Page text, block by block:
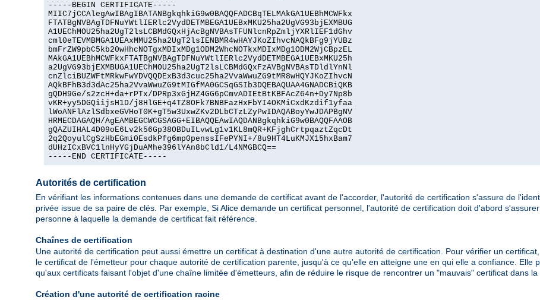
-----BEGIN CERTIFICATE-----
MIIC7jCCAlegAwIBAgIBATANBgkqhkiG9w0BAQQFADCBqTELMAkGA1UEBhMCWFkx
FTATBgNVBAgTDFNuYWtlIERlc2VydDETMBEGA1UEBxMKU25ha2UgVG93bjEXMBUG
A1UEChMOU25ha2UgT2lsLCBMdGQxHjAcBgNVBAsTFUNlcnRpZmljYXRlIEF1dGhv
cml0eTEVMBMGA1UEAxMMU25ha2UgT2lsIENBMR4wHAYJKoZIhvcNAQkBFg9jYUBz
bmFrZW9pbC5kb20wHhcNOTgxMDIxMDg1ODM2WhcNOTkxMDIxMDg1ODM2WjCBpzEL
MAkGA1UEBhMCWFkxFTATBgNVBAgTDFNuYWtlIERlc2VydDETMBEGA1UEBxMKU25h
a2UgVG93bjEXMBUGA1UEChMOU25ha2UgT2lsLCBMdGQxFzAVBgNVBAsTDldlYnNl
cnZlciBUZWFtMRkwFwYDVQQDExB3d3cuc25ha2VvaWwuZG9tMR8wHQYJKoZIhvcN
AQkBFhB3d3dAc25ha2VvaWwuZG9tMIGfMA0GCSqGSIb3DQEBAQUAA4GNADCBiQKB
gQDH9Ge/s2zcH+da+rPTx/DPRp3xGjHZ4GG6pCmvADIEtBtKBFAcZ64n+Dy7Np8b
vKR+yy5DGQiijsH1D/j8HlGE+q4TZ8OFk7BNBFazHxFbYI4OKMiCxdKzdif1yfaa
lWoANFlAzlSdbxeGVHoT0K+gT5w3UxwZKv2DLbCTzLZyPwIDAQABoyYwJDAPBgNV
HRMECDAGAQH/AgEAMBEGCWCGSAGG+EIBAQQEAwIAQDANBgkqhkiG9w0BAQQFAAOB
gQAZUIHAL4D09oE6Lv2k56Gp38OBDuILvwLg1v1KL8mQR+KFjghCrtpqaztZqcDt
2q2QoyulCgSzHbEGmi0EsdkPfg6mp0penssIFePYNI+/8u9HT4LuKMJX15hxBam7
dUHzICxBVC1lnHyYGjDuAMhe396lYAn8bCld1/L4NMGBCQ==
-----END CERTIFICATE-----
Autorités de certification
En vérifiant les informations contenues dans une demande de certificat avant de l'accorder, l'autorité de certification s'assure de
privée issue de sa paire de clés. Par exemple, Si Alice demande un certificat personnel, l'autorité de certification doit d'abord
personne à laquelle la demande de certificat fait référence.
Chaînes de certification
Une autorité de certification peut aussi émettre un certificat à destination d'une autre autorité de certification. Pour vérifier un
le certificat de l'émetteur pour chaque autorité de certification parente, jusqu'à ce qu'elle en atteigne une en qui elle a confiance. Elle
qu'aux certificats faisant l'objet d'une chaîne limitée d'émetteurs, afin de réduire le risque de rencontrer un "mauvais" certificat dans la
Création d'une autorité de certification racine